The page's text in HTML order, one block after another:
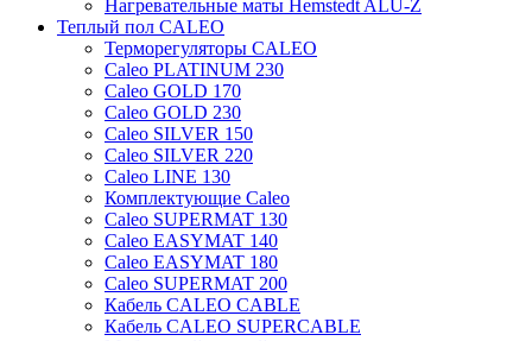
Нагревательные маты Hemstedt ALU-Z
Теплый пол CALEO
Терморегуляторы CALEO
Caleo PLATINUM 230
Caleo GOLD 170
Caleo GOLD 230
Caleo SILVER 150
Caleo SILVER 220
Caleo LINE 130
Комплектующие Caleo
Caleo SUPERMAT 130
Caleo EASYMAT 140
Caleo EASYMAT 180
Caleo SUPERMAT 200
Кабель CALEO CABLE
Кабель CALEO SUPERCABLE